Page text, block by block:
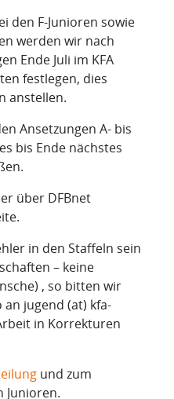
den F-Junioren sowie
werden wir nach
Ende Juli im KFA
festlegen, dies
anstellen.
Ansetzungen A- bis
bis Ende nächstes
über DFBnet
in den Staffeln sein
– keine
, so bitten wir
jugend (at) kfa-
in Korrekturen
und zum
Junioren.